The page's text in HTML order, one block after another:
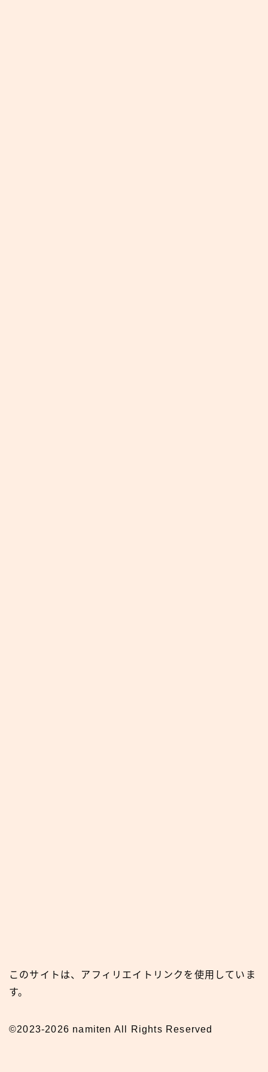
このサイトは、アフィリエイトリンクを使用していま
す。
©2023-2026 namiten All Rights Reserved